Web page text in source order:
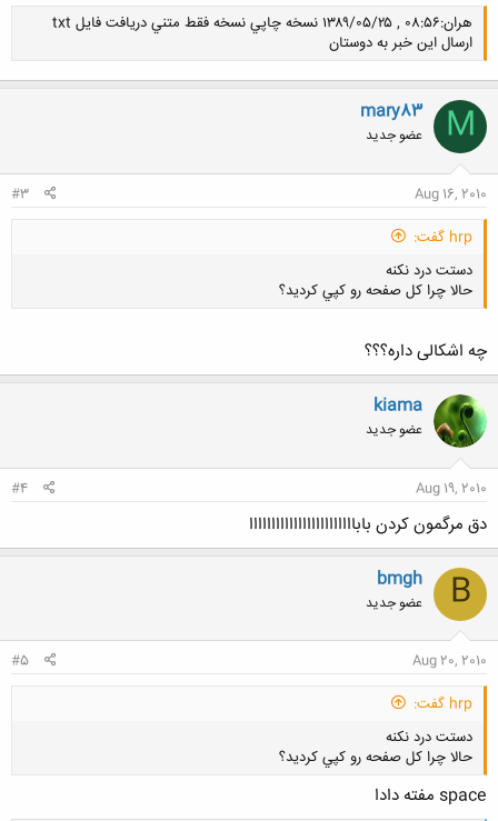
هران:۰۸:۵۶ , ۱۳۸۹/۰۵/۲۵ نسخه چاپي نسخه فقط متني دريافت فايل txt
ارسال اين خبر به دوستان
کلیک کنید تا باز شود...
M
mary83
عضو جدید
Aug 16, 2010
#3
hrp گفت:
دستت درد نكنه
حالا چرا كل صفحه رو كپي كرديد؟
چه اشکالی داره؟؟؟
kiama
عضو جدید
Aug 19, 2010
#4
دق مرگمون كردن باباااااااااااااااااااااااا
B
bmgh
عضو جدید
Aug 20, 2010
#5
hrp گفت:
دستت درد نكنه
حالا چرا كل صفحه رو كپي كرديد؟
space مفته دادا